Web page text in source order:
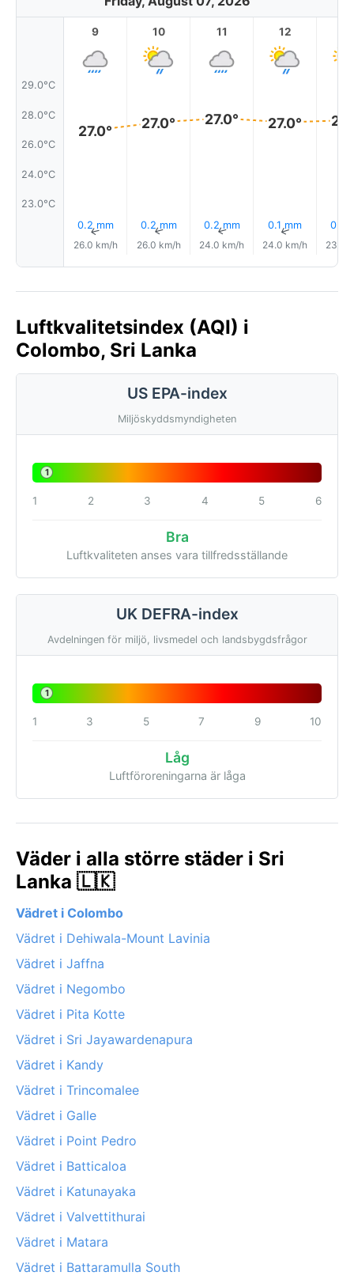
29.0°C
28.0°C
26.0°C
24.0°C
23.0°C
9
27.0°
0.2 mm
↑
26.0 km/h
10
27.0°
0.2 mm
↑
26.0 km/h
11
27.0°
0.2 mm
↑
24.0 km/h
12
27.0°
0.1 mm
↑
24.0 km/h
0.3
23.0
Luftkvalitetsindex (AQI) i
Colombo, Sri Lanka
US EPA-index
Miljöskyddsmyndigheten
1
1 2 3 4 5 6
Bra
Luftkvaliteten anses vara tillfredsställande
UK DEFRA-index
Avdelningen för miljö, livsmedel och landsbygdsfrågor
1
1 3 5 7 9 10
Låg
Luftföroreningarna är låga
Väder i alla större städer i Sri
Lanka 🇱🇰
Vädret i Colombo
Vädret i Dehiwala-Mount Lavinia
Vädret i Jaffna
Vädret i Negombo
Vädret i Pita Kotte
Vädret i Sri Jayawardenapura
Vädret i Kandy
Vädret i Trincomalee
Vädret i Galle
Vädret i Point Pedro
Vädret i Batticaloa
Vädret i Katunayaka
Vädret i Valvettithurai
Vädret i Matara
Vädret i Battaramulla South